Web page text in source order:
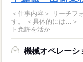
＜仕事内容＞ リーチフ
す。 ＜具体的には…＞ ・運搬 ・ピッキング ・格納 ・出荷業務 リフ
ト免許を活か...
機械オペレーシ